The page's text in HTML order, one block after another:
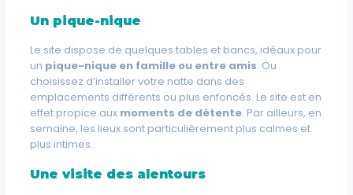
Un pique-nique
Le site dispose de quelques tables et bancs, idéaux pour
un pique-nique en famille ou entre amis. Ou
choisissez d’installer votre natte dans des
emplacements différents ou plus enfoncés. Le site est en
effet propice aux moments de détente. Par ailleurs, en
semaine, les lieux sont particulièrement plus calmes et
plus intimes.
Une visite des alentours